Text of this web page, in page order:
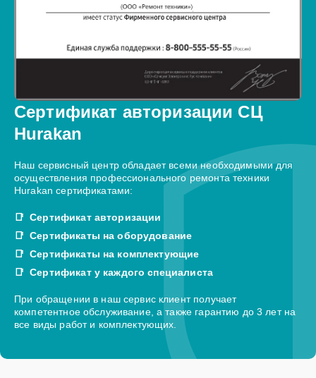
Сертификат авторизации СЦ
Hurakan
Наш сервисный центр обладает всеми необходимыми для
осуществления профессионального ремонта техники
Hurakan сертификатами:
Сертификат авторизации
Сертификаты на оборудование
Сертификаты на комплектующие
Сертификат у каждого специалиста
При обращении в наш сервис клиент получает
компетентное обслуживание, а также гарантию до 3 лет на
все виды работ и комплектующих.